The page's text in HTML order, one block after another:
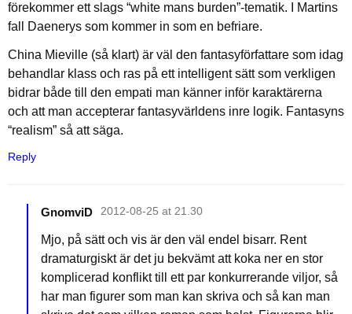
förekommer ett slags “white mans burden”-tematik. I Martins
fall Daenerys som kommer in som en befriare.
China Mieville (så klart) är väl den fantasyförfattare som idag
behandlar klass och ras på ett intelligent sätt som verkligen
bidrar både till den empati man känner inför karaktärerna
och att man accepterar fantasyvärldens inre logik. Fantasyns
“realism” så att säga.
Reply
GnomviD 2012-08-25 at 21.30
Mjo, på sätt och vis är den väl endel bisarr. Rent
dramaturgiskt är det ju bekvämt att koka ner en stor
komplicerad konflikt till ett par konkurrerande viljor, så
har man figurer som man kan skriva och så kan man